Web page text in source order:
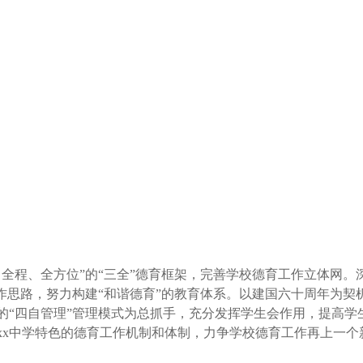
程、全方位”的“三全”德育框架，完善学校德育工作立体网
路，努力构建“和谐德育”的教育体系。以建国六十周年为
四自管理”管理模式为总抓手，充分发挥学生会作用，提高
学特色的德育工作机制和体制，力争学校德育工作再上一个